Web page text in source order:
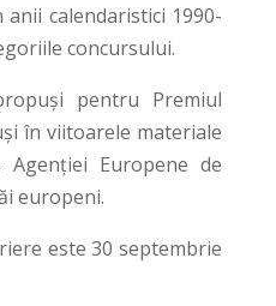
calendaristici 1990-
concursului.
pentru Premiul
în viitoarele materiale
Europene de
europeni.
este 30 septembrie